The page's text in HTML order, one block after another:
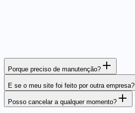
Porque preciso de manutenção?
E se o meu site foi feito por outra empresa?
Posso cancelar a qualquer momento?